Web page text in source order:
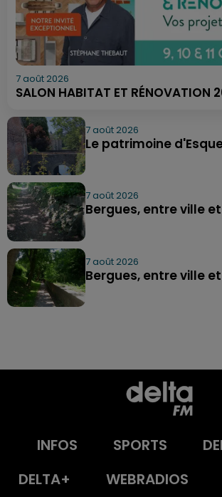
7 août 2026
SALON HABITAT ET RÉNOVATION
7 août 2026
Le patrimoine
7 août 2026
Bergues, entre ville
7 août 2026
Bergues, entre ville
INFOS SPORTS
DELTA+
WEBRADIOS